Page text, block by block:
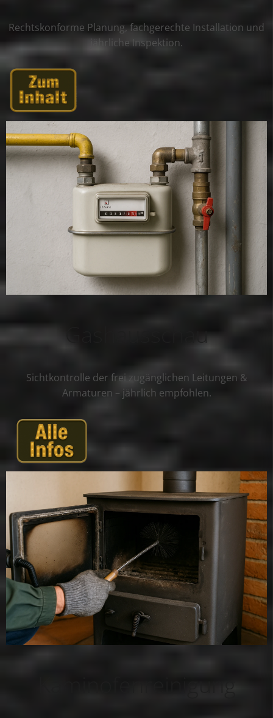
Rechtskonforme Planung, fachgerechte Installation und
jährliche Inspektion.
Gashausschau
Sichtkontrolle der frei zugänglichen Leitungen &
Armaturen – jährlich empfohlen.
Kaminofenreinigung